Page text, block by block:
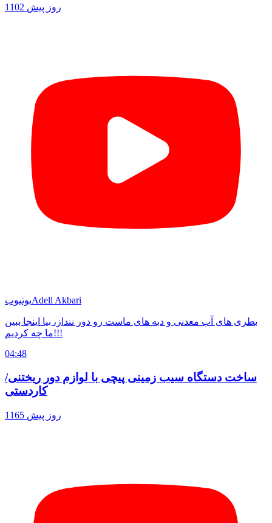
1102 روز پیش
یوتیوبAdell Akbari
بطری های آب معدنی و دبه های ماست رو دور ننداز، بیا اینجا ببین
ما چه کردیم!!!
04:48
ساخت دستگاه سیب زمینی پیچی با لوازم دور ریختنی/
کاردستی
1165 روز پیش